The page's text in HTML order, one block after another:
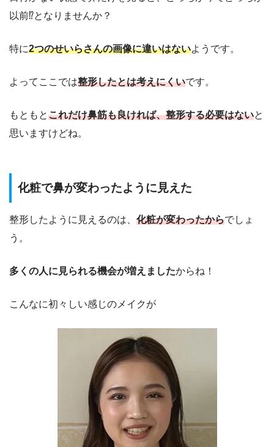
以前⁉となりませんか？
特に2つのせいらさんの画像に違いはないようです。
よってここでは整形したとは考えにくいです。
もともとこれだけ鼻筋も良ければ、整形する必要はないと
思いますけどね。
化粧で鼻が変わったように見えた
整形したように見えるのは、 化粧が変わったからでしょ
う。
多くの人に見られる機会が増えましたからね！
こんなに初々しい感じのメイクが